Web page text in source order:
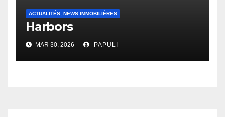
ACTUALITÉS, NEWS IMMOBILIÈRES
Harbors
MAR 30, 2026 PAPULI